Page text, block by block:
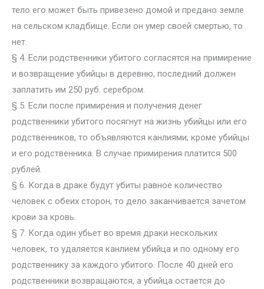
тело его может быть привезено домой и предано земле
на сельском кладбище. Если он умер своей смертью, то
нет.
§ 4. Если родственники убитого согласятся на примирение
и возвращение убийцы в деревню, последний должен
заплатить им 250 руб. серебром.
§ 5. Если после примирения и получения денег
родственники убитого посягнут на жизнь убийцы или его
родственников, то объявляются канлиями, кроме убийцы
и его родственника. В случае примирения платится 500
рублей.
§ 6. Когда в драке будут убиты равное количество
человек с обеих сторон, то дело заканчивается зачетом
крови за кровь.
§ 7. Когда один убьет во время драки нескольких
человек, то удаляется канлием убийца и по одному его
родственнику за каждого убитого. После 40 дней его
родственники возвращаются, а убийца остается до